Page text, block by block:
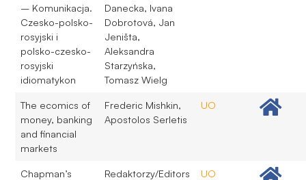
– Komunikacja.
Czesko-polsko-
rosyjski i
polsko-czesko-
rosyjski
idiomatykon
Danecka, Ivana
Dobrotová, Jan
Jeništa,
Aleksandra
Starzyńska,
Tomasz Wielg
The ecomics of
money, banking
and financial
markets
Frederic Mishkin,
Apostolos Serletis
UO
Chapman’s
Redaktorzy/Editors
UO